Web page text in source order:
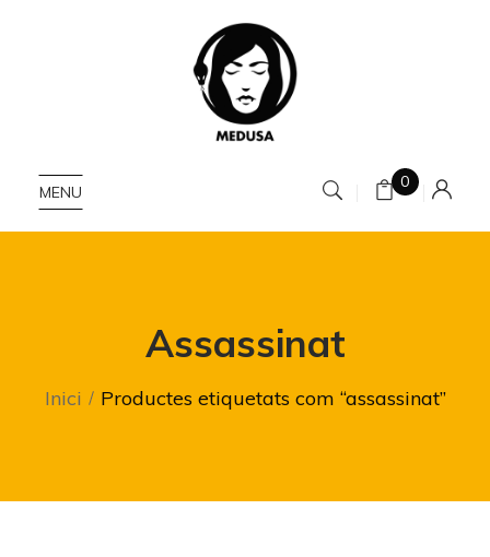
MENU
0
Assassinat
Inici Productes etiquetats com “assassinat”